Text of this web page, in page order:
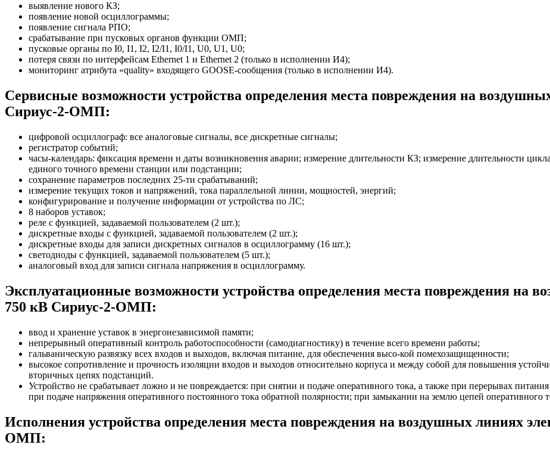
выявление нового КЗ;
появление новой осциллограммы;
появление сигнала РПО;
срабатывание при пусковых органов функции ОМП;
пусковые органы по I0, I1, I2, I2/I1, I0/I1, U0, U1, U0;
потеря связи по интерфейсам Ethernet 1 и Ethernet 2 (только в исполнении И4);
мониторинг атрибута «quality» входящего GOOSE-сообщения (только в исполнении И4).
Сервисные возможности устройства определения места повреждения на
Сириус-2-ОМП:
цифровой осциллограф: все аналоговые сигналы, все дискретные сигналы;
регистратор событий;
часы-календарь: фиксация времени и даты возникновения аварии; измерение длительности КЗ; измерение длительности
единого точного времени станции или подстанции;
сохранение параметров последних 25-ти срабатываний;
измерение текущих токов и напряжений, тока параллельной линии, мощностей, энергий;
конфигурирование и получение информации от устройства по ЛС;
8 наборов уставок;
реле с функцией, задаваемой пользователем (2 шт.);
дискретные входы с функцией, задаваемой пользователем (2 шт.);
дискретные входы для записи дискретных сигналов в осциллограмму (16 шт.);
светодиоды с функцией, задаваемой пользователем (5 шт.);
аналоговый вход для записи сигнала напряжения в осциллограмму.
Эксплуатационные возможности устройства определения места повреждения на
750 кВ Сириус-2-ОМП:
ввод и хранение уставок в энергонезависимой памяти;
непрерывный оперативный контроль работоспособности (самодиагностику) в течение всего времени работы;
гальваническую развязку всех входов и выходов, включая питание, для обеспечения высо-кой помехозащищенности;
высокое сопротивление и прочность изоляции входов и выходов относительно корпуса и между собой для повышения
вторичных цепях подстанций.
Устройство не срабатывает ложно и не повреждается: при снятии и подаче оперативного тока, а также при перерывах
при подаче напряжения оперативного постоянного тока обратной полярности; при замыкании на землю цепей оперативного
Исполнения устройства определения места повреждения на воздушных линиях
ОМП: